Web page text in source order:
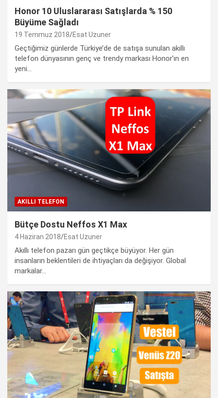
Honor 10 Uluslararası Satışlarda % 150
Büyüme Sağladı
19 Temmuz 2018 Esat Uzuner
Geçtiğimiz günlerde Türkiye’de de satışa sunulan akıllı
telefon dünyasının genç ve trendy markası Honor’ın en
yeni…
AKILLI TELEFON
Bütçe Dostu Neffos X1 Max
4 Haziran 2018 Esat Uzuner
Akıllı telefon pazarı gün geçtikçe büyüyor. Her gün
insanların beklentileri de ihtiyaçları da değişiyor. Global
markalar…